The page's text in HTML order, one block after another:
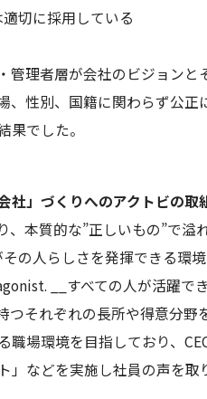
切に採用している
管理者層が会社のビジョン
、性別、国籍に関わらず公
果でした。
社」づくりへのアクトビの取
、本質的な”正しいもの”で溢
の人らしさを発揮できる環
__すべての人が活躍で
つそれぞれの長所や得意分野
職場環境を目指しており、
」などを実施し社員の声を取